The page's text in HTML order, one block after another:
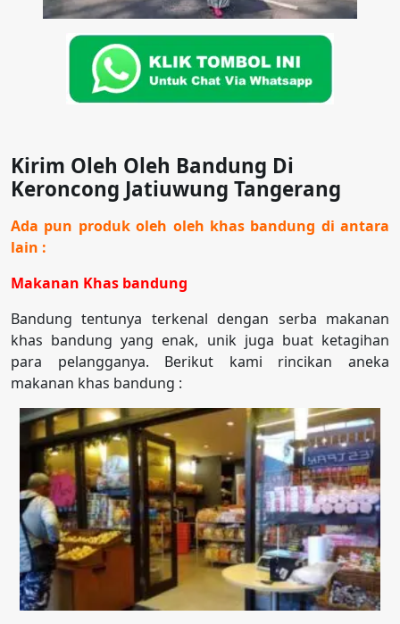
Kirim Oleh Oleh Bandung Di
Keroncong Jatiuwung Tangerang
Ada pun produk oleh oleh khas bandung di antara
lain :
Makanan Khas bandung
Bandung tentunya terkenal dengan serba makanan
khas bandung yang enak, unik juga buat ketagihan
para pelangganya. Berikut kami rincikan aneka
makanan khas bandung :